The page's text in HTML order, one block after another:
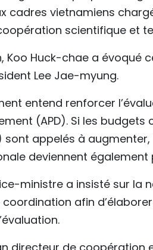
cadres vietnamiens
scientifique et
Koo Huck-chae a évoqué
Lee Jae-myung.
entend renforcer
(APD). Si les
appelés à
deviennent également
ministre a insisté sur la
afin